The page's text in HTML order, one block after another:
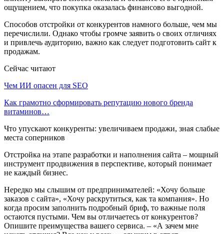
ощущением, что покупка оказалась финансово выгодной.
Способов отстройки от конкурентов намного больше, чем мы
перечислили. Однако чтобы громче заявить о своих отличиях
и привлечь аудиторию, важно как следует подготовить сайт к
продажам.
Сейчас читают
Чем ИИ опасен для SEO
Как грамотно сформировать репутацию нового бренда
витаминов…
Что упускают конкуренты: увеличиваем продажи, зная слабые
места соперников
Отстройка на этапе разработки и наполнения сайта – мощный
инструмент продвижения в перспективе, который понимает
не каждый бизнес.
Нередко мы слышим от предпринимателей: «Хочу больше
заказов с сайта», «Хочу раскрутиться, как та компания». Но
когда просим заполнить подробный бриф, то важные поля
остаются пустыми. Чем вы отличаетесь от конкурентов?
Опишите преимущества вашего сервиса. – «А зачем мне